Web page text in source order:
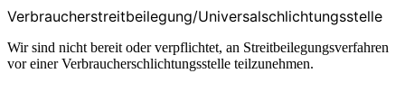
Verbraucher­streit­beilegung/Universal­schlichtungs­stelle
Wir sind nicht bereit oder verpflichtet, an Streitbeilegungsverfahren
vor einer Verbraucherschlichtungsstelle teilzunehmen.